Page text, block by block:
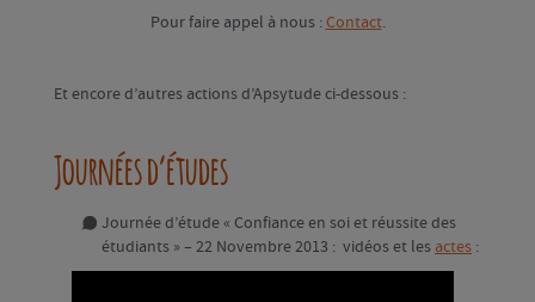
Pour faire appel à nous :Contact.
Et encore d’autres actions d’Apsytude ci-dessous :
Journées d’études
Journée d’étude « Confiance en soi et réussite des
étudiants » – 22 Novembre 2013 : vidéos et les actes :